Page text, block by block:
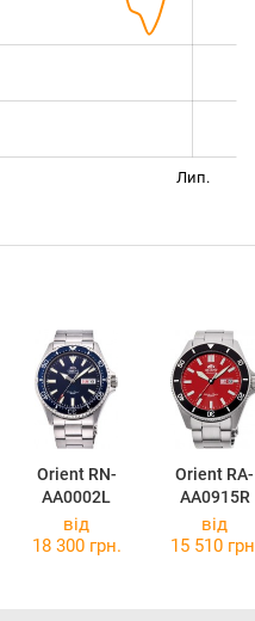
Лип.
Orient RN-
AA0002L
Orient RA-
AA0915R
від
18 300 грн.
від
15 510